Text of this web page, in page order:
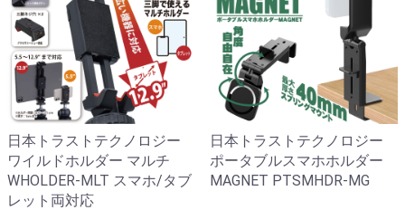
日本トラストテクノロジー
ワイルドホルダー マルチ
WHOLDER-MLT スマホ/タブ
レット両対応
日本トラストテクノロジー
ポータブルスマホホルダー
MAGNET PTSMHDR-MG